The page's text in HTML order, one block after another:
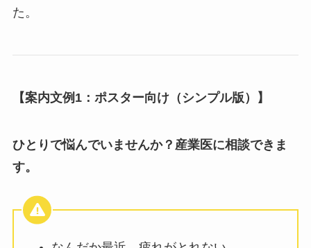
ポスターや社内報ですぐ使える！健康相談
ば、広報担当者の負担を減らしつつ効果的な周知
ができます。従業員の目に留まりやすい場所に、
がポイントです。堅苦しい表現は避け、気軽に相